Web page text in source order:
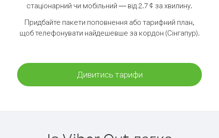
стаціонарний чи мобільний — від 2.7 ¢ за хвилину.
Придбайте пакети поповнення або тарифний план,
щоб телефонувати найдешевше за кордон (Сінгапур).
Дивитись тарифи